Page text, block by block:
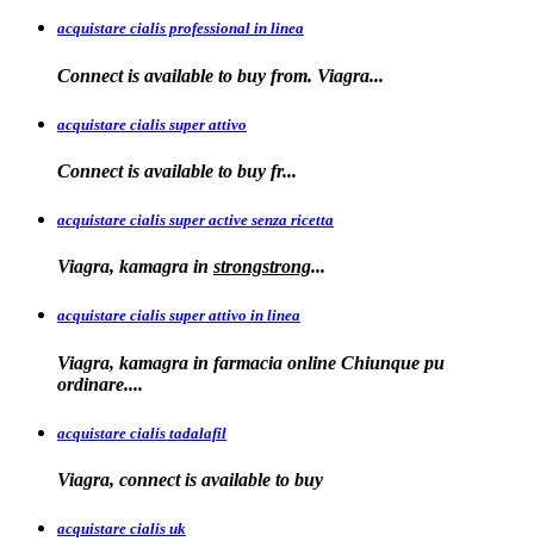
acquistare cialis professional in linea
Connect is available to buy from. Viagra...
acquistare cialis super attivo
Connect is available to buy fr...
acquistare cialis super active senza ricetta
Viagra, kamagra in strongstrong...
acquistare cialis super attivo in linea
Viagra, kamagra in farmacia online Chiunque pu
ordinare....
acquistare cialis tadalafil
Viagra, connect is available to buy
acquistare cialis uk